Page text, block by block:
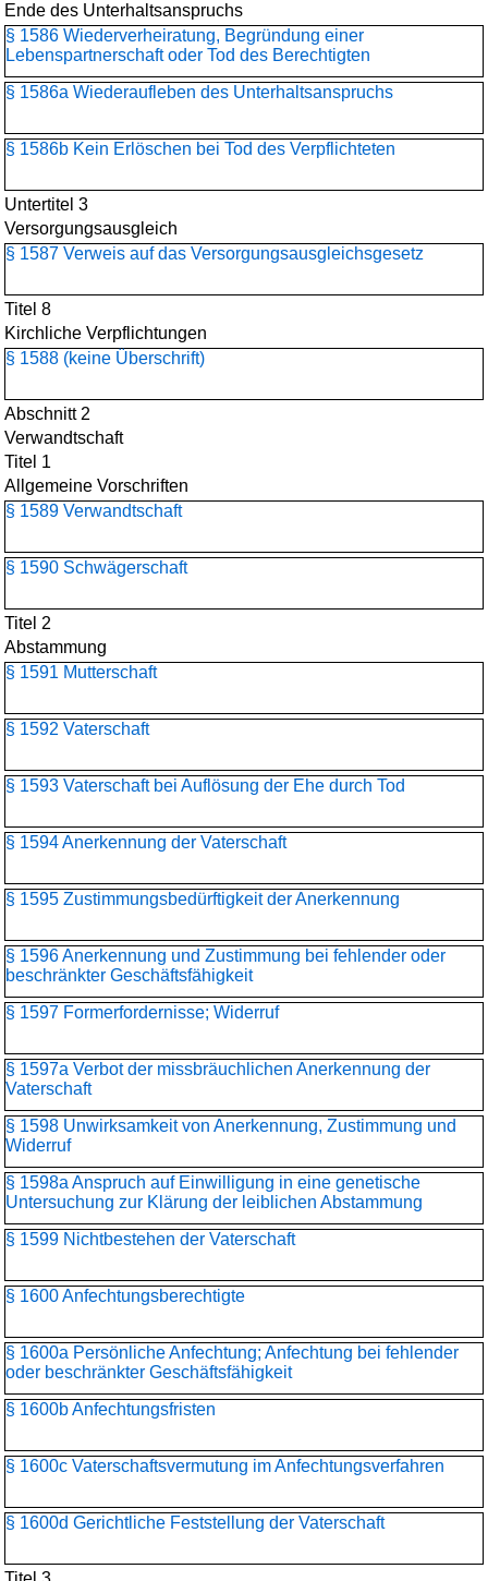
Ende des Unterhaltsanspruchs
§ 1586 Wiederverheiratung, Begründung einer
Lebenspartnerschaft oder Tod des Berechtigten
§ 1586a Wiederaufleben des Unterhaltsanspruchs
§ 1586b Kein Erlöschen bei Tod des Verpflichteten
Untertitel 3
Versorgungsausgleich
§ 1587 Verweis auf das Versorgungsausgleichsgesetz
Titel 8
Kirchliche Verpflichtungen
§ 1588 (keine Überschrift)
Abschnitt 2
Verwandtschaft
Titel 1
Allgemeine Vorschriften
§ 1589 Verwandtschaft
§ 1590 Schwägerschaft
Titel 2
Abstammung
§ 1591 Mutterschaft
§ 1592 Vaterschaft
§ 1593 Vaterschaft bei Auflösung der Ehe durch Tod
§ 1594 Anerkennung der Vaterschaft
§ 1595 Zustimmungsbedürftigkeit der Anerkennung
§ 1596 Anerkennung und Zustimmung bei fehlender oder
beschränkter Geschäftsfähigkeit
§ 1597 Formerfordernisse; Widerruf
§ 1597a Verbot der missbräuchlichen Anerkennung der
Vaterschaft
§ 1598 Unwirksamkeit von Anerkennung, Zustimmung und
Widerruf
§ 1598a Anspruch auf Einwilligung in eine genetische
Untersuchung zur Klärung der leiblichen Abstammung
§ 1599 Nichtbestehen der Vaterschaft
§ 1600 Anfechtungsberechtigte
§ 1600a Persönliche Anfechtung; Anfechtung bei fehlender
oder beschränkter Geschäftsfähigkeit
§ 1600b Anfechtungsfristen
§ 1600c Vaterschaftsvermutung im Anfechtungsverfahren
§ 1600d Gerichtliche Feststellung der Vaterschaft